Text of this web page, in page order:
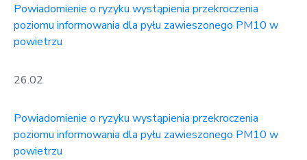
Powiadomienie o ryzyku wystąpienia przekroczenia
poziomu informowania dla pyłu zawieszonego PM10 w
powietrzu
26.02
Powiadomienie o ryzyku wystąpienia przekroczenia
poziomu informowania dla pyłu zawieszonego PM10 w
powietrzu